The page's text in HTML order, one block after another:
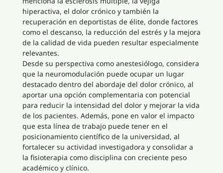
hiperactiva, el dolor crónico y también la
recuperación en deportistas de élite, donde factores
como el descanso, la reducción del estrés y la mejora
de la calidad de vida pueden resultar especialmente
relevantes.
Desde su perspectiva como anestesiólogo, considera
que la neuromodulación puede ocupar un lugar
destacado dentro del abordaje del dolor crónico, al
aportar una opción complementaria con potencial
para reducir la intensidad del dolor y mejorar la vida
de los pacientes. Además, pone en valor el impacto
que esta línea de trabajo puede tener en el
posicionamiento científico de la universidad, al
fortalecer su actividad investigadora y consolidar a
la fisioterapia como disciplina con creciente peso
académico y clínico.